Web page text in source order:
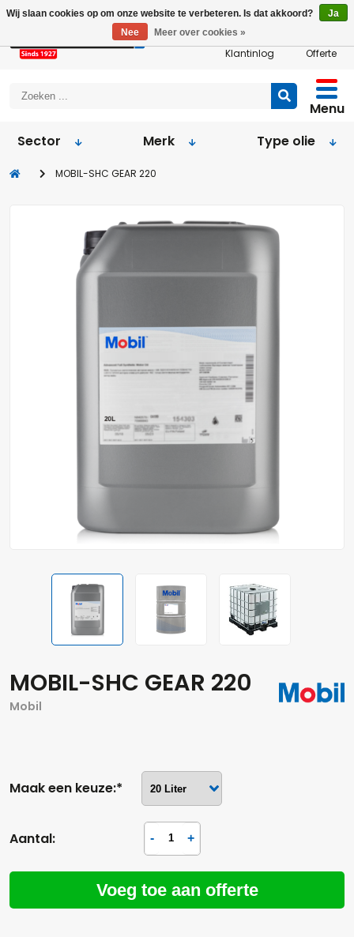
Klantinlog Offerte
Menu
Sector
Merk Type olie
MOBIL-SHC GEAR 220
MOBIL-SHC GEAR 220
Mobil
Maak een keuze:*
Aantal:
Voeg toe aan offerte
Wij slaan cookies op om onze website te verbeteren. Is dat akkoord?
Ja
Nee
Meer over cookies »